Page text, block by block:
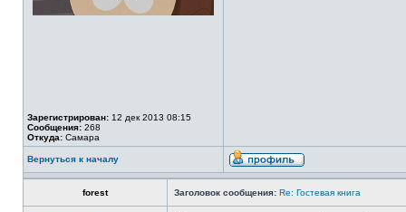
Зарегистрирован: 12 дек 2013 08:15
Сообщения: 268
Откуда: Самара
Вернуться к началу
forest Заголовок сообщения: Re: Гостевая книга